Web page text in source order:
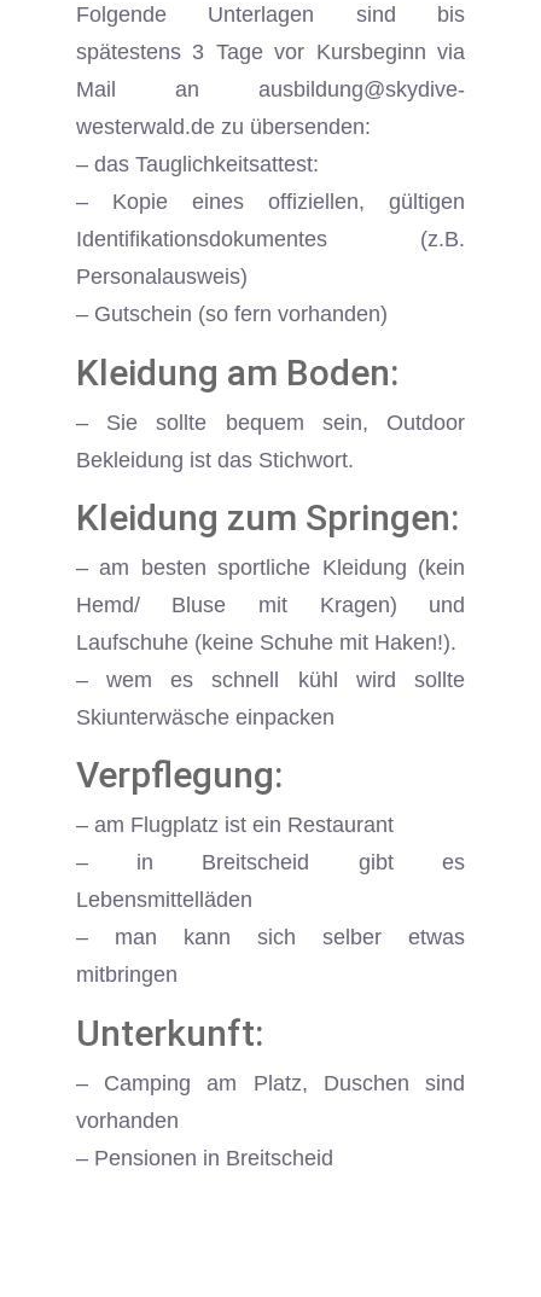
Folgende Unterlagen sind bis
spätestens 3 Tage vor Kursbeginn via
Mail anausbildung@skydive-
westerwald.dezu übersenden:
– das Tauglichkeitsattest:
– Kopie eines offiziellen, gültigen
Identifikationsdokumentes (z.B.
Personalausweis)
– Gutschein (so fern vorhanden)
Kleidung am Boden:
– Sie sollte bequem sein, Outdoor
Bekleidung ist das Stichwort.
Kleidung zum Springen:
– am besten sportliche Kleidung (kein
Hemd/ Bluse mit Kragen) und
Laufschuhe (keine Schuhe mit Haken!).
– wem es schnell kühl wird sollte
Skiunterwäsche einpacken
Verpflegung:
– am Flugplatz ist ein Restaurant
– in Breitscheid gibt es
Lebensmittelläden
– man kann sich selber etwas
mitbringen
Unterkunft:
– Camping am Platz, Duschen sind
vorhanden
– Pensionen in Breitscheid